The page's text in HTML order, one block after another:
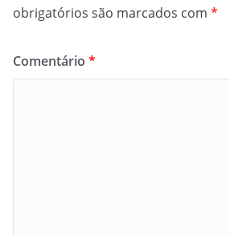
obrigatórios são marcados com *
Comentário *